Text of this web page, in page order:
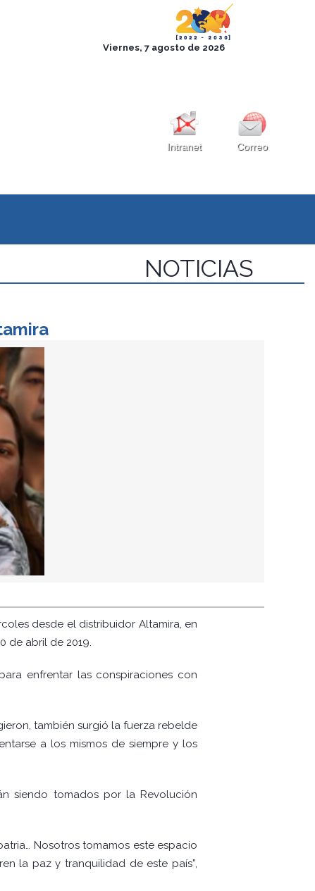
Correo
Intranet
NOTICIAS
desde el distribuidor Altamira, en
de abril de 2019.
enfrentar las conspiraciones con
también surgió la fuerza rebelde
a los mismos de siempre y los
siendo tomados por la Revolución
Nosotros tomamos este espacio
la paz y tranquilidad de este país”,